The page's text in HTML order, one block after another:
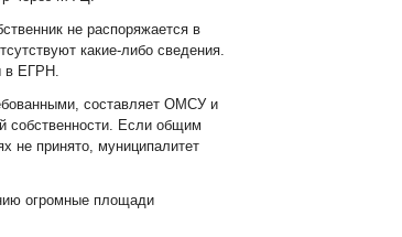
не распоряжается в
какие-либо сведения.
в ЕГРН.
составляет ОМСУ и
собственности. Если общим
не принято, муниципалитет
огромные площади